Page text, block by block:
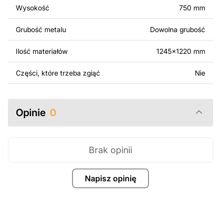
Za dodatkową opłatą możemy dostosować projekt
poprzez dodanie tekstu, obrazów lub logo Twojej firmy
albo wprowadzenie innych modyfikacji według Twoich
potrzeb. Jeśli potrzebujesz indywidualnego projektu
zawsze chętnie pomożemy.
Wysokość 750 mm
Grubość metalu Dowolna grubość
Ilość materiałów 1245x1220 mm
Części, które trzeba zgiąć Nie
Opinie 0
Napisz opinię
Brak opinii